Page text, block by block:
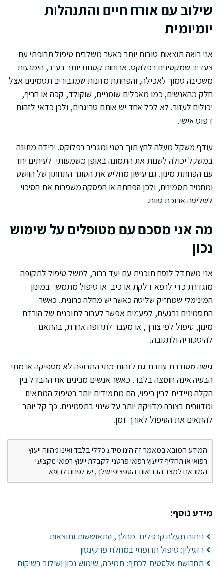
שילוב עם אורח חיים והתנהלות
יומיומית
אני רואה תוצאות טובות יותר כאשר משלבים טיפול תרופתי עם
צעדים שמקטינים רפלוקס. ארוחות קטנות יותר בערב, הימנעות
משכיבה סמוך לאכילה, והפחתת מזונות שמגבירים תסמינים אצל
חלק מהאנשים, כמו מאכלים שומניים, שוקולד, קפה או חריף,
יכולים לעזור. לא לכל אחד יש אותם טריגרים, ולכן כדאי לזהות
דפוס אישי.
עודף משקל מעלה לחץ תוך בטני ומגביר רפלוקס. ירידה מתונה
במשקל יכולה לשנות את התמונה באופן משמעותי, לעיתים יחד
עם הפחתת מינון. גם עישון מחליש את הסוגר התחתון של הוושט
ומחמיר תסמינים, ולכן הפחתה או הפסקה משפרות את הסיכוי
לשליטה ארוכת טווח.
מה אני מסכם עם מטופלים על שימוש
נכון
אני משתדל לנסח תוכנית עם יעד ברור, למשל טיפול לתקופה
מוגדרת כדי לרפא דלקת או כיב, או טיפול מתמשך במינון
המינימלי שמחזיק שליטה כאשר יש מחלה כרונית. כאשר
התסמינים נרגעים, לפעמים אפשר לעבור לתוכנית של הורדת
מינון, טיפול לפי צורך, או מעבר לתרופה אחרת, בהתאם
להיסטוריה ולתגובה.
גישה מסודרת עוזרת גם לזהות מתי התרופה לא מספיקה או מתי
הבעיה אינה חומצה בלבד. כאשר אנשים מבינים את ההבדל בין
הקלה מיידית לבין ריפוי, הם מתמידים יותר בטיפול המתאים
ומדווחים בצורה מדויקת יותר על שינוי בתסמינים. כך קל יותר
להתאים את הטיפול לאורך זמן.
המידע המובא במאמר זה הינו מידע כללי בלבד ואינו מהווה ייעוץ
רפואי או תחליף לייעוץ רפואי פרטני. לקבלת ייעוץ רפואי מקצועי
המותאם למצב הבריאותי הספציפי שלך, יש לפנות לרופא.
מידע נוסף:
ניתוח תעלה קרפלית: מהלך, התאוששות ותוצאות
רזגילין: טיפול תרופתי במחלת פרקינסון
תחבושת אלסטית לכתף: תמיכה, שימוש נכון ושילוב בשיקום